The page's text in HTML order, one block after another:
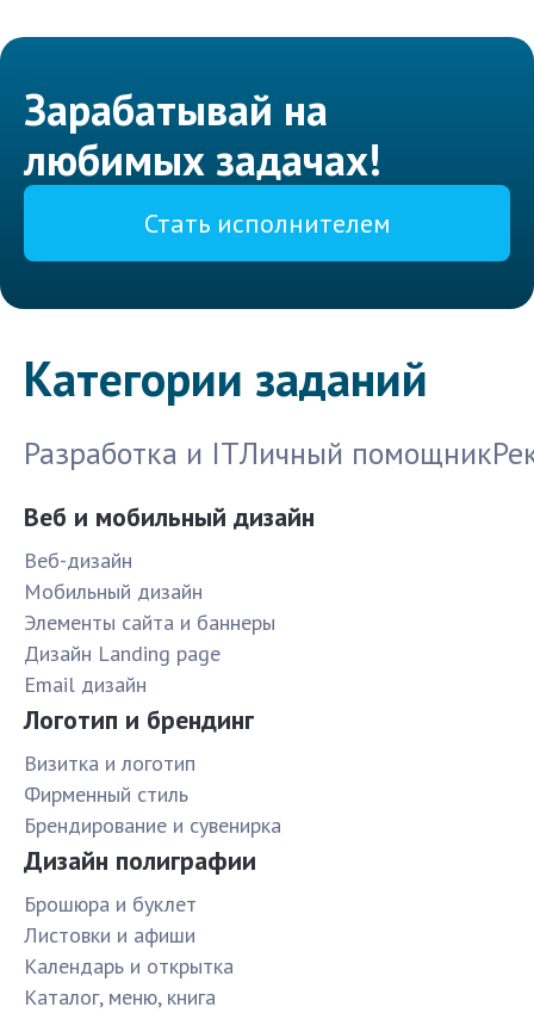
Зарабатывай на
любимых задачах!
Стать исполнителем
Категории заданий
Разработка и ITЛичный помощник
Веб и мобильный дизайн
Веб-дизайн
Мобильный дизайн
Элементы сайта и баннеры
Дизайн Landing page
Email дизайн
Логотип и брендинг
Визитка и логотип
Фирменный стиль
Брендирование и сувенирка
Дизайн полиграфии
Брошюра и буклет
Листовки и афиши
Календарь и открытка
Каталог, меню, книга